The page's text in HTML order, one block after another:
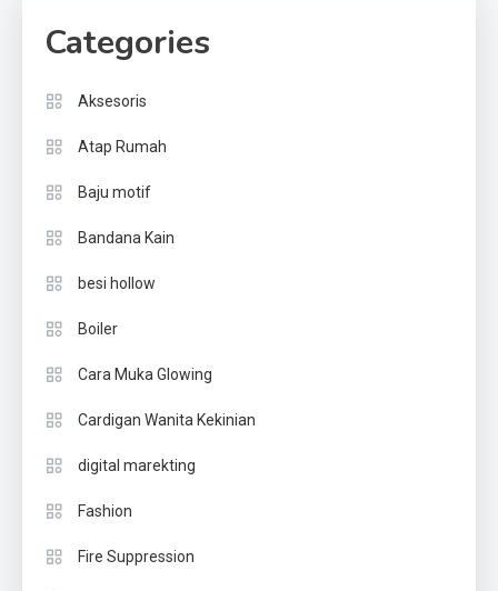
Categories
Aksesoris
Atap Rumah
Baju motif
Bandana Kain
besi hollow
Boiler
Cara Muka Glowing
Cardigan Wanita Kekinian
digital marekting
Fashion
Fire Suppression